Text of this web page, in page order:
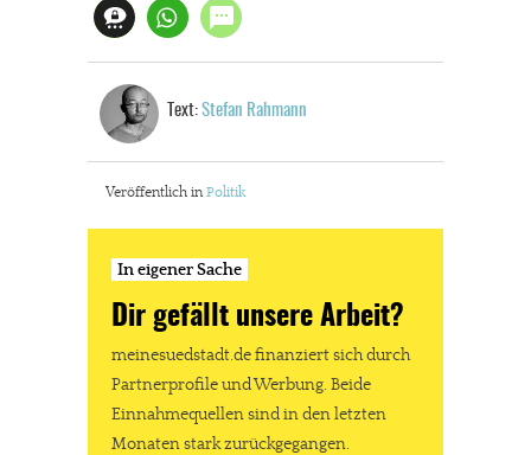
Text: Stefan Rahmann
Veröffentlich in Politik
In eigener Sache
Dir gefällt unsere Arbeit?
meinesuedstadt.de finanziert sich durch
Partnerprofile und Werbung. Beide
Einnahmequellen sind in den letzten
Monaten stark zurückgegangen.